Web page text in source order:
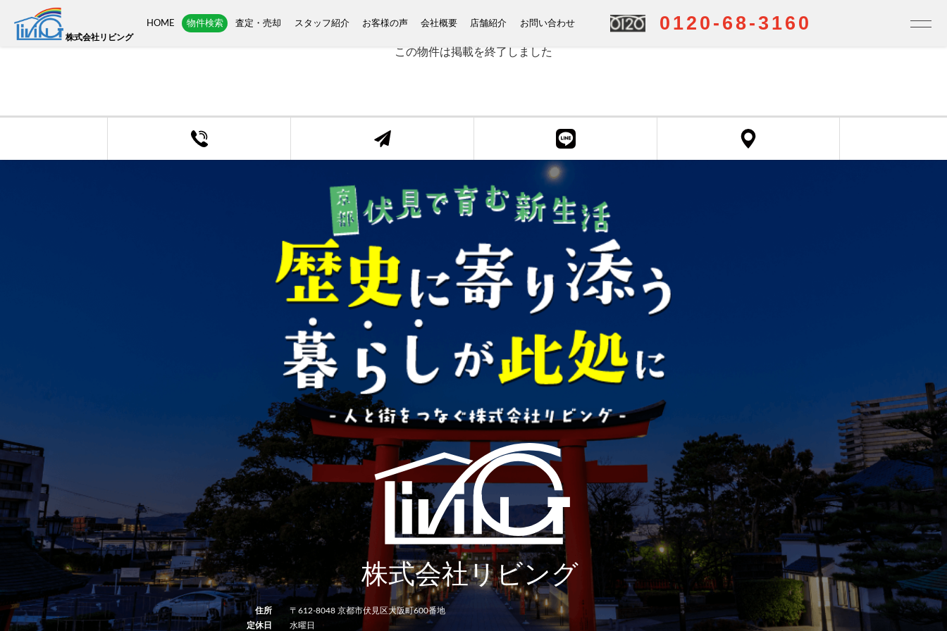
株式会社リビング
HOME 物件検索 査定・売却 スタッフ紹介 お客様の声 会社概要 店舗紹介 お問い合わせ 0120-68-3160
トップ 売買 検索一覧 >売買 検索詳細
この物件は掲載を終了しました
住所
〒612-8048 京都市伏見区大阪町600番地
定休日
水曜日